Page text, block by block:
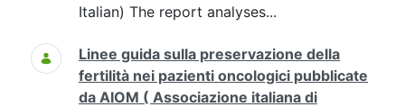
Italian) The report analyses...
Linee guida sulla preservazione della
fertilità nei pazienti oncologici pubblicate
da AIOM ( Associazione italiana di